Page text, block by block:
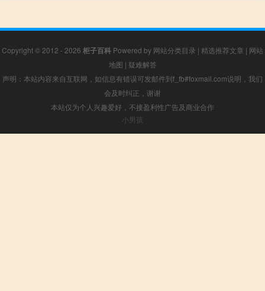
Copyright © 2012 - 2026 柜子百科 Powered by 网站分类目录 | 精选推荐文章 | 网站
地图 | 疑难解答
声明：本站内容来自互联网，如信息有错误可发邮件到f_fb#foxmail.com说明，我们
会及时纠正，谢谢
本站仅为个人兴趣爱好，不接盈利性广告及商业合作
小男孩